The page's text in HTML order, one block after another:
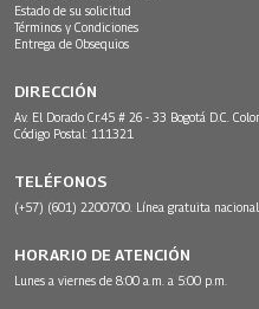
Estado de su solicitud
Términos y Condiciones
Entrega de Obsequios
DIRECCIÓN
Av. El Dorado Cr.45 # 26 - 33 Bogotá D.C.
Código Postal: 111321
TELÉFONOS
(+57) (601) 2200700. Línea gratuita
HORARIO DE ATENCIÓN
Lunes a viernes de 8:00 a.m. a 5:00 p.m.